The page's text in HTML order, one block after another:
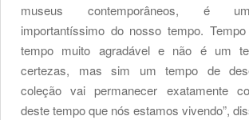
museus contemporâneos, é
importantíssimo do nosso tempo.
tempo muito agradável e não é um
certezas, mas sim um tempo de
coleção vai permanecer exatamente
deste tempo que nós estamos vivendo”,